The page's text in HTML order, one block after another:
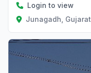
Login to view
Junagadh, Gujarat